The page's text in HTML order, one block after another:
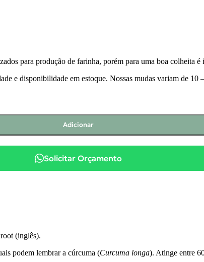
para produção de farinha, porém para uma boa colheita
e disponibilidade em estoque. Nossas mudas variam de 10
Adicionar
Solicitar Orçamento
(inglês).
podem lembrar a cúrcuma (Curcuma longa). Atinge entre